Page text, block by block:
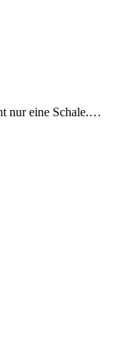
nur eine Schale.…